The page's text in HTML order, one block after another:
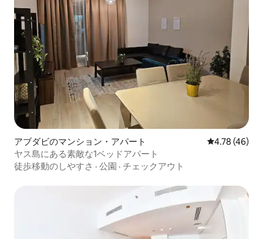
アブダビのマンション・アパート レビュー46
4.78 (46)
ヤス島にある素敵な1ベッドアパート
徒歩移動のしやすさ · 公園 · チェックアウト